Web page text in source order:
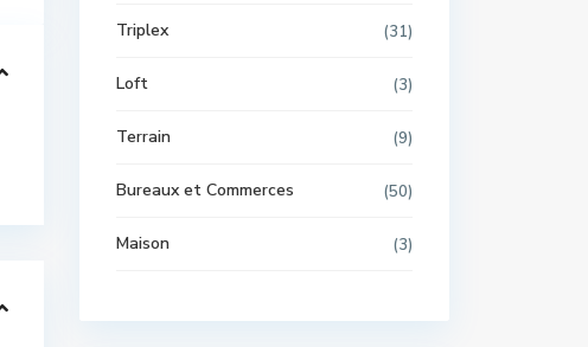
Triplex (31)
Loft (3)
Terrain (9)
Bureaux et Commerces (50)
Maison (3)